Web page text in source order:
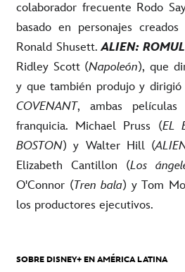
colaborador frecuente Rodo
basado en personajes
Ronald Shusett.ALIEN:
Ridley Scott (Napoleón), que
y que también produjo y
COVENANT, ambas
franquicia. Michael Pruss (EL
BOSTON) y Walter Hill (
Elizabeth Cantillon (Los
O'Connor (Tren bala) y Tom
los productores ejecutivos.
SOBRE DISNEY+ EN AMÉRICA LATINA